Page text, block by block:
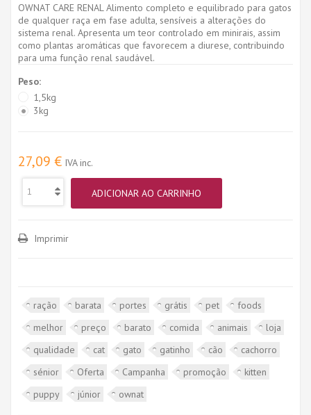
OWNAT CARE RENAL Alimento completo e equilibrado para gatos
de qualquer raça em fase adulta, sensíveis a alterações do
sistema renal. Apresenta um teor controlado em minirais, assim
como plantas aromáticas que favorecem a diurese, contribuindo
para uma função renal saudável.
Peso:
1,5kg
3kg
27,09 € IVA inc.
ADICIONAR AO CARRINHO
Imprimir
ração barata portes grátis pet
foods
melhor
preço barato comida animais
loja
qualidade
cat gato gatinho cão
cachorro
sénior
Oferta Campanha promoção
kitten
puppy
júnior ownat